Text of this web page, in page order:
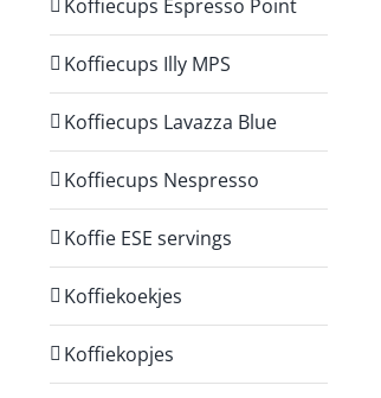
Koffiecups Espresso Point
Koffiecups Illy MPS
Koffiecups Lavazza Blue
Koffiecups Nespresso
Koffie ESE servings
Koffiekoekjes
Koffiekopjes